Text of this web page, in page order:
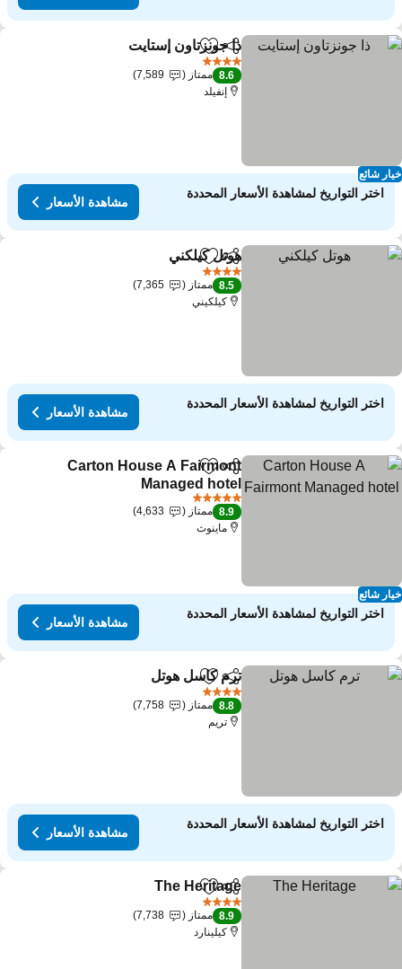
شائع
مشاركةAdd to favorites
ذا جونزتاون إستايت
8.6 ممتاز
7,589
إنفيلد
اختر التواريخ لمشاهدة الأسعار المحددة
مشاهدة الأسعار
مشاركةAdd to favorites
هوتل كيلكني
8.5 ممتاز
7,365
كيلكيني
اختر التواريخ لمشاهدة الأسعار المحددة
مشاهدة الأسعار
شائع
مشاركةAdd to favorites
Carton House A Fairmont
Managed hotel
مشاهدة الأسعار
8.9 ممتاز
4,633
ماينوث
اختر التواريخ لمشاهدة الأسعار المحددة
مشاهدة الأسعار
مشاركةAdd to favorites
ترم كاسل هوتل
8.8 ممتاز
7,758
تريم
اختر التواريخ لمشاهدة الأسعار المحددة
مشاهدة الأسعار
مشاركةAdd to favorites
The Heritage
8.9 ممتاز
7,738
كيلينارد